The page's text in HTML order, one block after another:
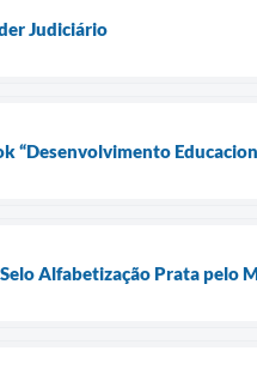
Judiciário
Alfabetização Prata pelo